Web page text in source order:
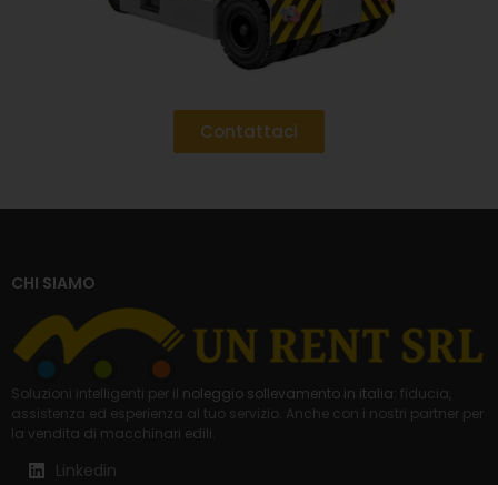
Contattaci
CHI SIAMO
Soluzioni intelligenti per il noleggio sollevamento in italia : fiducia,
assistenza ed esperienza al tuo servizio. Anche con i nostri partner per
la vendita di macchinari edili
Linkedin